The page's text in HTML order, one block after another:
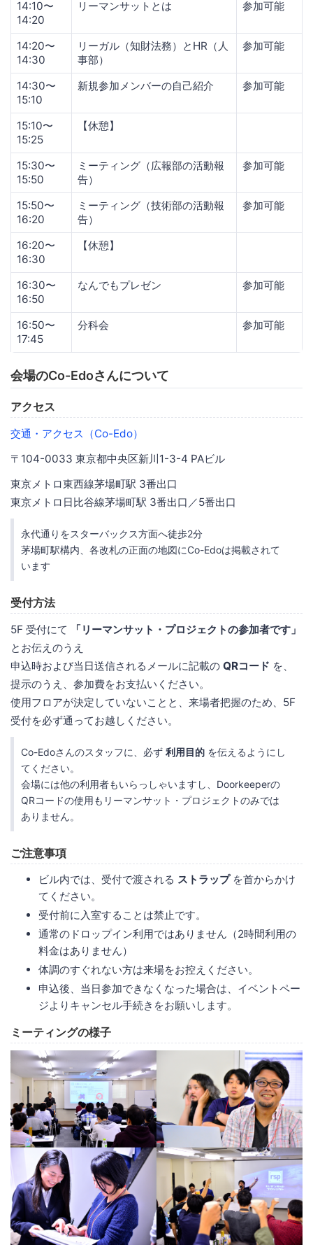
14:10〜
14:20
リーマンサットとは 参加可能
14:20〜
14:30
リーガル（知財法務）とHR（人
事部）
参加可能
14:30〜
15:10
新規参加メンバーの自己紹介 参加可能
15:10〜
15:25
【休憩】
15:30〜
15:50
ミーティング（広報部の活動報
告）
参加可能
15:50〜
16:20
ミーティング（技術部の活動報
告）
参加可能
16:20〜
16:30
【休憩】
16:30〜
16:50
なんでもプレゼン 参加可能
16:50〜
17:45
分科会 参加可能
会場のCo-Edoさんについて
アクセス
交通・アクセス（Co-Edo）
〒104-0033 東京都中央区新川1-3-4 PAビル
東京メトロ東西線茅場町駅 3番出口
東京メトロ日比谷線茅場町駅 3番出口／5番出口
永代通りをスターバックス方面へ徒歩2分
茅場町駅構内、各改札の正面の地図にCo-Edoは掲載されて
います
受付方法
5F 受付にて
「リーマンサット・プロジェクトの参加者です」
とお伝えのうえ
申込時および当日送信されるメールに記載の QRコード を、
提示のうえ、参加費をお支払いください。
使用フロアが決定していないことと、来場者把握のため、5F
受付を必ず通ってお越しください。
Co-Edoさんのスタッフに、必ず 利用目的 を伝えるようにし
てください。
会場には他の利用者もいらっしゃいますし、Doorkeeperの
QRコードの使用もリーマンサット・プロジェクトのみでは
ありません。
ご注意事項
ビル内では、受付で渡される ストラップを首からかけ
てください。
受付前に入室することは禁止です。
通常のドロップイン利用ではありません（2時間利用の
料金はありません）
体調のすぐれない方は来場をお控えください。
申込後、当日参加できなくなった場合は、イベントペー
ジよりキャンセル手続きをお願いします。
ミーティングの様子